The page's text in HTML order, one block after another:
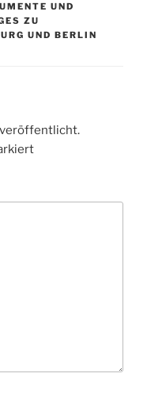
UND
ZU
UND BERLIN